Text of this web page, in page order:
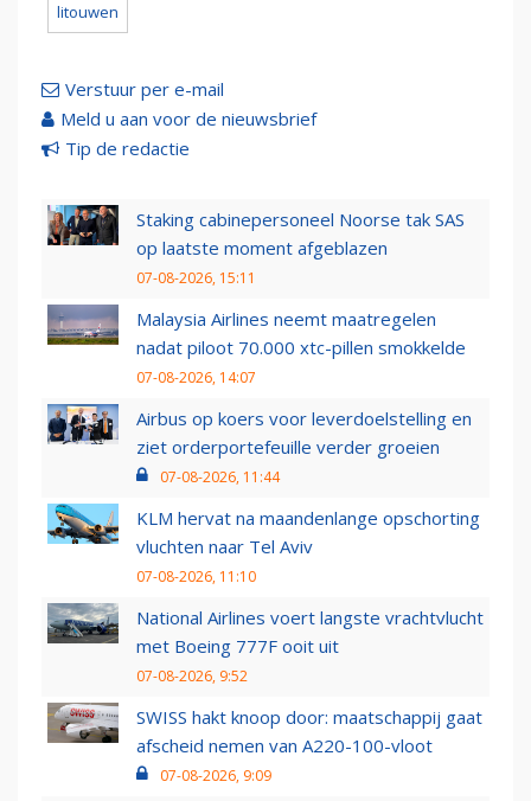
litouwen
Verstuur per e-mail
Meld u aan voor de nieuwsbrief
Tip de redactie
Staking cabinepersoneel Noorse tak SAS
op laatste moment afgeblazen
07-08-2026, 15:11
Malaysia Airlines neemt maatregelen
nadat piloot 70.000 xtc-pillen smokkelde
07-08-2026, 14:07
Airbus op koers voor leverdoelstelling en
ziet orderportefeuille verder groeien
07-08-2026, 11:44
KLM hervat na maandenlange opschorting
vluchten naar Tel Aviv
07-08-2026, 11:10
National Airlines voert langste vrachtvlucht
met Boeing 777F ooit uit
07-08-2026, 9:52
SWISS hakt knoop door: maatschappij gaat
afscheid nemen van A220-100-vloot
07-08-2026, 9:09